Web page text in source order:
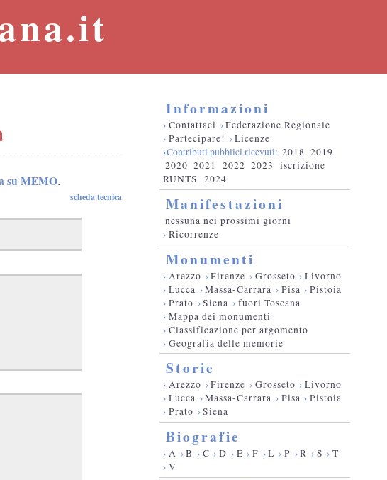
su MEMO.
scheda tecnica
Informazioni
› Contattaci ›Federazione Regionale
› Partecipare! ›Licenze
›Contributi pubblici ricevuti: 2018 2019
2020 2021 2022 2023
iscrizione
RUNTS
2024
Manifestazioni
nessuna nei prossimi giorni
› Ricorrenze
Monumenti
› Arezzo ›Firenze › Grosseto › Livorno
› Lucca ›Massa-Carrara › Pisa › Pistoia
› Prato ›Siena › fuori Toscana
› Mappa dei monumenti
› Classificazione per argomento
› Geografia delle memorie
Storie
› Arezzo ›Firenze › Grosseto › Livorno
› Lucca ›Massa-Carrara › Pisa › Pistoia
› Prato ›Siena
Biografie
› A ›B › C › D › E › F ›L › P ›R › S › T
› V